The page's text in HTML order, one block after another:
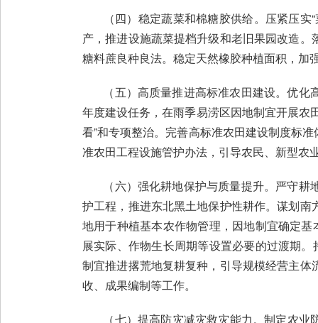
（四）稳定蔬菜和棉糖胶供给。压紧压实“
产，推进设施蔬菜提档升级和老旧果园改造
糖料蔗良种良法。稳定天然橡胶种植面积，加
（五）高质量推进高标准农田建设。优化
年度建设任务，在雨季易涝区因地制宜开展农
看”和专项整治。完善高标准农田建设制度标
准农田工程设施管护办法，引导农民、新型农
（六）强化耕地保护与质量提升。严守耕
护工程，推进东北黑土地保护性耕作。谋划
地用于种植基本农作物管理，因地制宜确定
展实际、作物生长周期等设置必要的过渡期
制宜推进撂荒地复耕复种，引导规模经营主
收、成果编制等工作。
（七）提高防灾减灾救灾能力。制定农业